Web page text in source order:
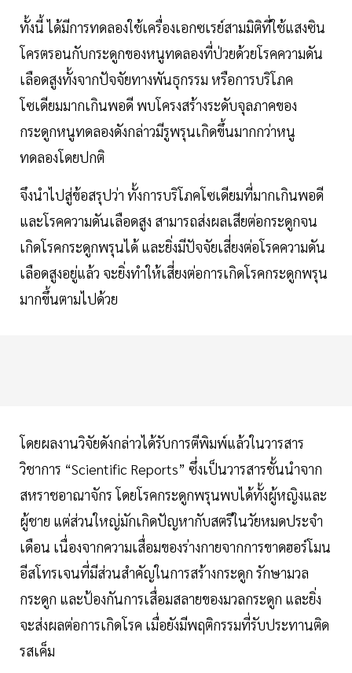
ทั้งนี้ ได้มีการทดลองใช้เครื่องเอกซเรย์สามมิติที่ใช้แสงซิน
โครตรอนกับกระดูกของหนูทดลองที่ป่วยด้วยโรคความดัน
เลือดสูงทั้งจากปัจจัยทางพันธุกรรม หรือการบริโภค
โซเดียมมากเกินพอดี พบโครงสร้างระดับจุลภาคของ
กระดูกหนูทดลองดังกล่าวมีรูพรุนเกิดขึ้นมากกว่าหนู
ทดลองโดยปกติ
จึงนำไปสู่ข้อสรุปว่า ทั้งการบริโภคโซเดียมที่มากเกินพอดี
และโรคความดันเลือดสูง สามารถส่งผลเสียต่อกระดูกจน
เกิดโรคกระดูกพรุนได้ และยิ่งมีปัจจัยเสี่ยงต่อโรคความดัน
เลือดสูงอยู่แล้ว จะยิ่งทำให้เสี่ยงต่อการเกิดโรคกระดูกพรุน
มากขึ้นตามไปด้วย
โดยผลงานวิจัยดังกล่าวได้รับการตีพิมพ์แล้วในวารสาร
วิชาการ “Scientific Reports” ซึ่งเป็นวารสารชั้นนำจาก
สหราชอาณาจักร โดยโรคกระดูกพรุนพบได้ทั้งผู้หญิงและ
ผู้ชาย แต่ส่วนใหญ่มักเกิดปัญหากับสตรีในวัยหมดประจำ
เดือน เนื่องจากความเสื่อมของร่างกายจากการขาดฮอร์โมน
อีสโทรเจนที่มีส่วนสำคัญในการสร้างกระดูก รักษามวล
กระดูก และป้องกันการเสื่อมสลายของมวลกระดูก และยิ่ง
จะส่งผลต่อการเกิดโรค เมื่อยังมีพฤติกรรมที่รับประทานติด
รสเค็ม